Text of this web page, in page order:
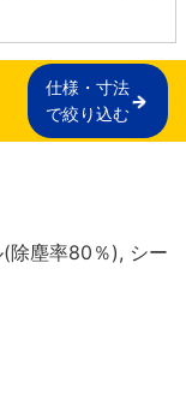
仕様・寸法
で絞り込む
除塵率80％), シー